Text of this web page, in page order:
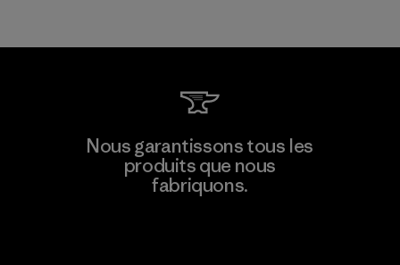
Nous garantissons tous les
produits que nous
fabriquons.